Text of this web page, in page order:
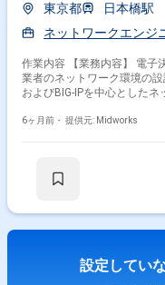
東京都
日本橋駅
ネットワークエンジ
作業内容 【業務内容】 電子決済ゲートウェイサービスを提供している事
業者のネットワーク環境の
およびBIG-IPを中心とした
の整備を推進します。 【作業内容】 ・FortiGateおよびBIG-IPを用いたネッ
や手順書などのドキュメント
6ヶ月前・ 提供元: Midworks
設定してい